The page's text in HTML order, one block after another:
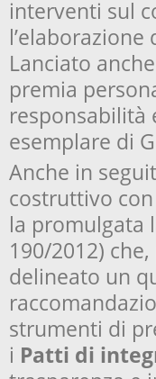
interventi sul
l’elaborazione
Lanciato
premia
responsabilità
esemplare di
Anche in
costruttivo
la promulgata
190/2012)
delineato un
strumenti di
i Patti di